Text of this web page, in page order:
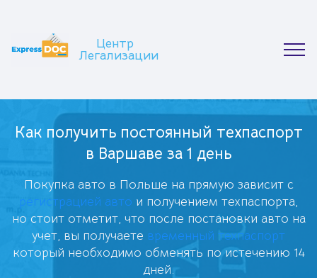
Центр
Легализации
Как получить постоянный техпаспорт
в Варшаве за 1 день
Покупка авто в Польше на прямую зависит с
регистрацией авто и получением техпаспорта,
но стоит отметит, что после постановки авто на
учет, вы получаете временный техпаспорт
который необходимо обменять по истечению 14
дней.